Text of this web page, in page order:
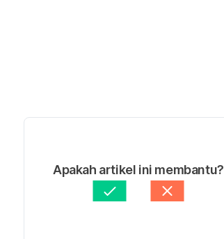
Apakah artikel ini membantu?